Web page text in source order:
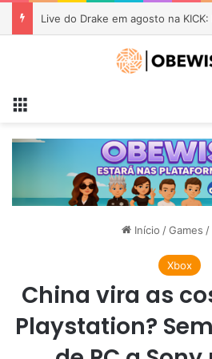
Live do Drake em agosto na
Início /Games /
Xbox
China vira as
Playstation?